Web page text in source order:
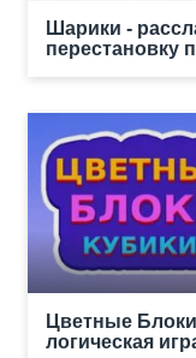
Шарики -
перестановку
Цветные
логическая